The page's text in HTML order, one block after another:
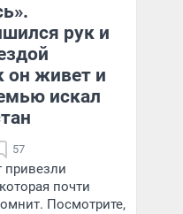
рук и
он живет и
искал
57
почти
Посмотрите,